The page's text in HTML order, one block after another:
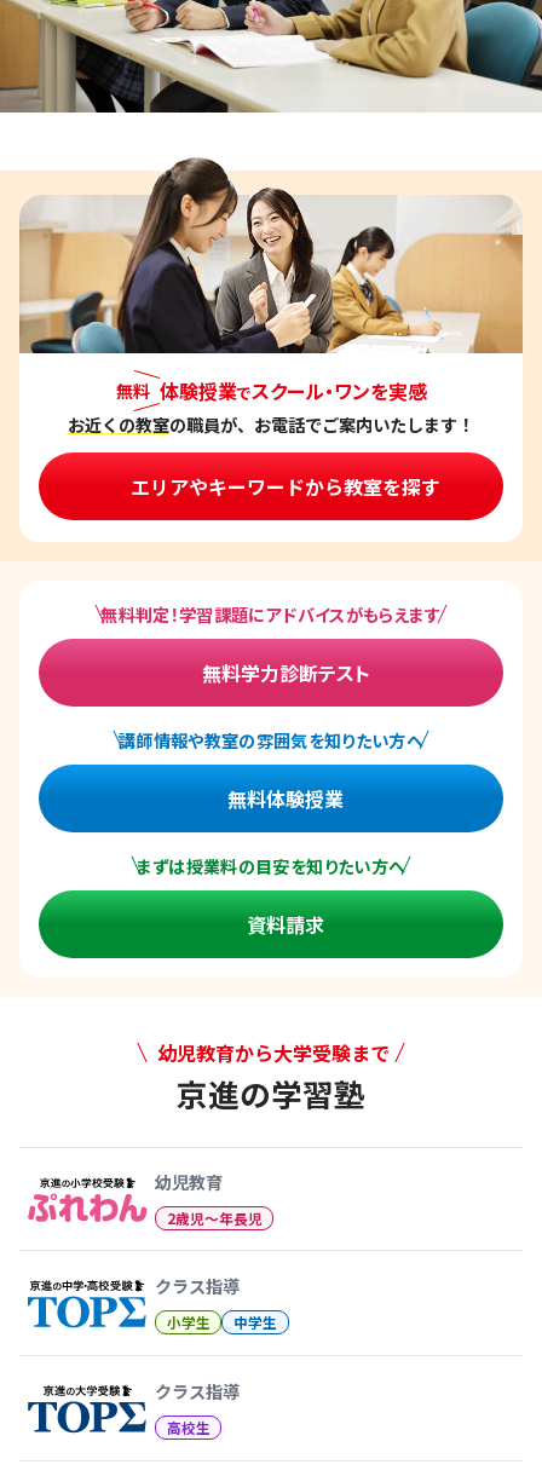
無料 体験授業でスクール・ワンを実感
お近くの教室の職員が、お電話でご案内いたします！
エリアやキーワードから教室を探す
無料判定！学習課題にアドバイスがもらえます
無料学力診断テスト
講師情報や教室の雰囲気を知りたい方へ
無料体験授業
まずは授業料の目安を知りたい方へ
資料請求
幼児教育から大学受験まで
京進の学習塾
幼児教育
2歳児〜年長児
クラス指導
小学生 中学生
クラス指導
高校生